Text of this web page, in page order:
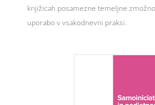
knjižicah posamezne temeljne
uporabo v vsakodnevni praksi.